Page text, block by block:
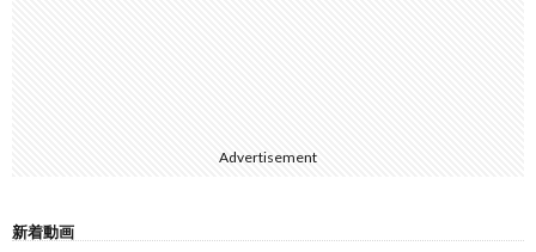
Advertisement
新着動画